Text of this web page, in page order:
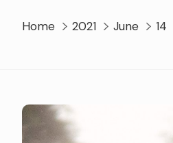
Home 2021 June 14